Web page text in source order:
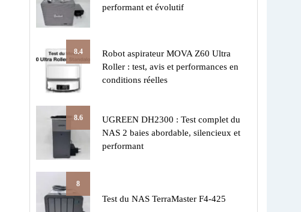
performant et évolutif
8.4
Robot aspirateur MOVA Z60 Ultra
Roller : test, avis et performances en
conditions réelles
8.6
UGREEN DH2300 : Test complet du
NAS 2 baies abordable, silencieux et
performant
8
Test du NAS TerraMaster F4-425